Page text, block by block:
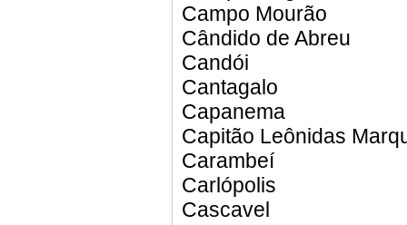
Campo Mourão
Cândido de Abreu
Candói
Cantagalo
Capanema
Capitão Leônidas
Carambeí
Carlópolis
Cascavel